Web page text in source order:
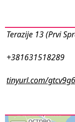
Terazije 13 (Prvi
+381631518289
tinyurl.com/gtcv9g6